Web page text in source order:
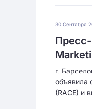
30 Сентября
Пресс-
г.
объявила
(RACE) и